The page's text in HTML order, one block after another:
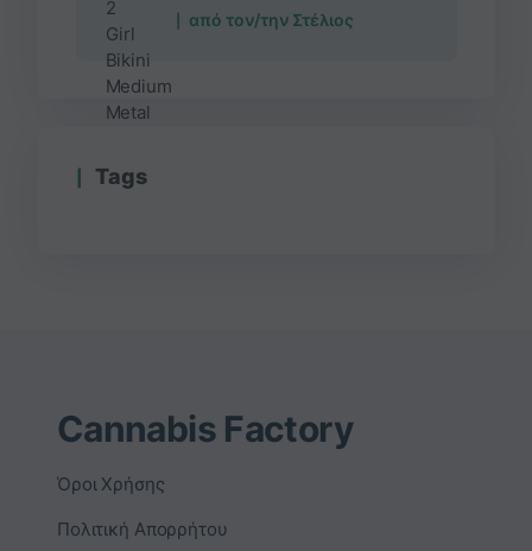
Βαθμολογήθηκε
με5από 5
από τον/την Στέλιος
Τags
Cannabis Factory
Όροι Χρήσης
Πολιτική Απορρήτου